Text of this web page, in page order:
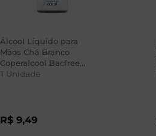
Álcool Líquido para
Mãos Chá Branco
Coperalcool Bacfree
Spray 60ml
1 Unidade
R$ 9,49